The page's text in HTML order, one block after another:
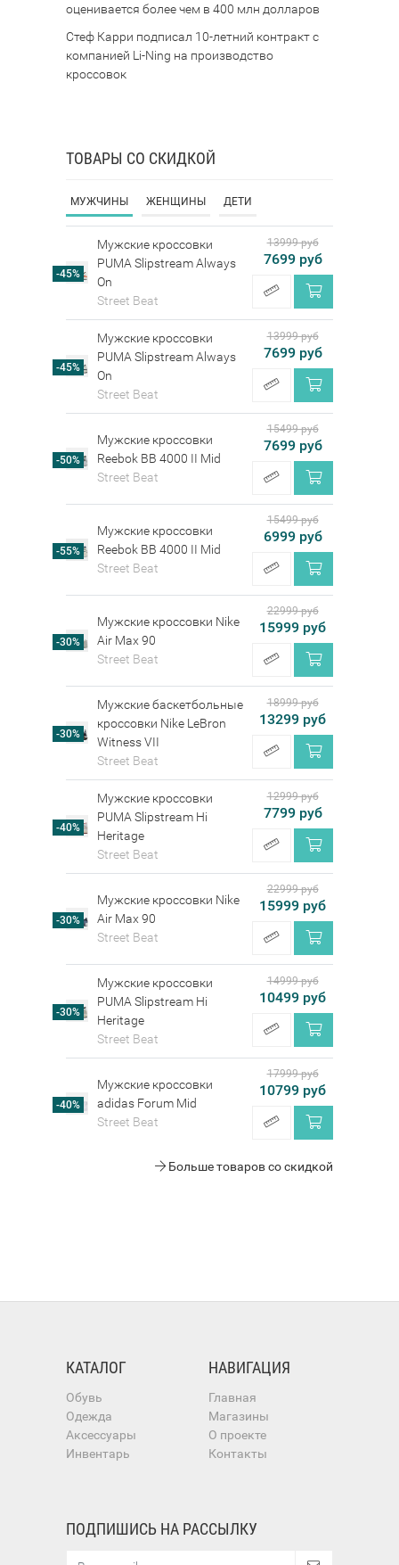
оценивается более чем в 400 млн долларов
Стеф Карри подписал 10-летний контракт с
компанией Li-Ning на производство
кроссовок
ТОВАРЫ СО СКИДКОЙ
МУЖЧИНЫ ЖЕНЩИНЫ ДЕТИ
-45%
Мужские кроссовки
PUMA Slipstream Always
On
Street Beat
13999 руб
7699 руб
-45%
Мужские кроссовки
PUMA Slipstream Always
On
Street Beat
13999 руб
7699 руб
-50%
Мужские кроссовки
Reebok BB 4000 II Mid
Street Beat
15499 руб
7699 руб
-55%
Мужские кроссовки
Reebok BB 4000 II Mid
Street Beat
15499 руб
6999 руб
-30%
Мужские кроссовки Nike
Air Max 90
Street Beat
22999 руб
15999 руб
-30%
Мужские баскетбольные
кроссовки Nike LeBron
Witness VII
Street Beat
18999 руб
13299 руб
-40%
Мужские кроссовки
PUMA Slipstream Hi
Heritage
Street Beat
12999 руб
7799 руб
-30%
Мужские кроссовки Nike
Air Max 90
Street Beat
22999 руб
15999 руб
-30%
Мужские кроссовки
PUMA Slipstream Hi
Heritage
Street Beat
14999 руб
10499 руб
-40%
Мужские кроссовки
adidas Forum Mid
Street Beat
17999 руб
10799 руб
Больше товаров со скидкой
КАТАЛОГ
Обувь
Одежда
Аксессуары
Инвентарь
НАВИГАЦИЯ
Главная
Магазины
О проекте
Контакты
ПОДПИШИСЬ НА РАССЫЛКУ